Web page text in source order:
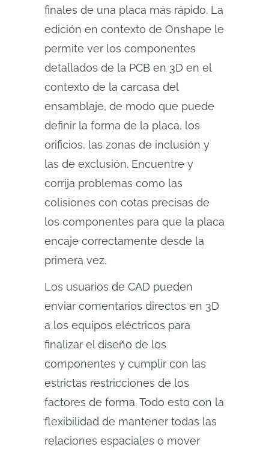
finales de una placa más rápido. La
edición en contexto de Onshape le
permite ver los componentes
detallados de la PCB en 3D en el
contexto de la carcasa del
ensamblaje, de modo que puede
definir la forma de la placa, los
orificios, las zonas de inclusión y
las de exclusión. Encuentre y
corrija problemas como las
colisiones con cotas precisas de
los componentes para que la placa
encaje correctamente desde la
primera vez.
Los usuarios de CAD pueden
enviar comentarios directos en 3D
a los equipos eléctricos para
finalizar el diseño de los
componentes y cumplir con las
estrictas restricciones de los
factores de forma. Todo esto con la
flexibilidad de mantener todas las
relaciones espaciales o mover